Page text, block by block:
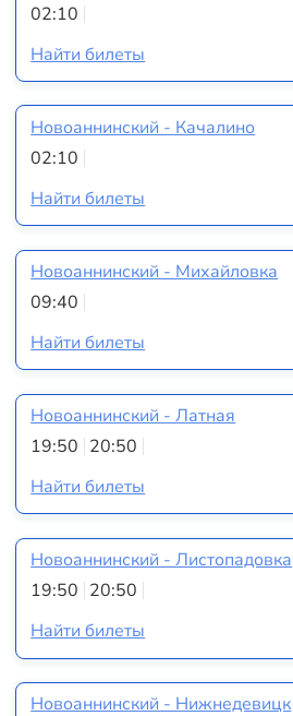
02:10
Найти билеты
Новоаннинский - Качалино
02:10
Найти билеты
Новоаннинский - Михайловка
09:40
Найти билеты
Новоаннинский - Латная
19:50 20:50
Найти билеты
Новоаннинский - Листопадовка
19:50 20:50
Найти билеты
Новоаннинский - Нижнедевицк